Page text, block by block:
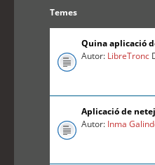
Temes
Quina aplicació
Autor: LibreTronc
Aplicació de
Autor: Inma